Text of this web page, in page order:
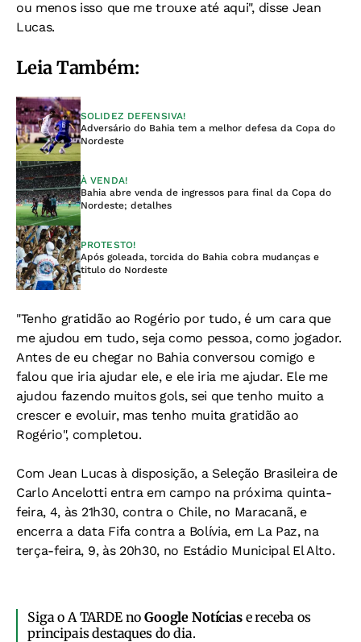
ou menos isso que me trouxe até aqui", disse Jean
Lucas.
Leia Também:
SOLIDEZ DEFENSIVA!
Adversário do Bahia tem a melhor defesa da Copa do
Nordeste
À VENDA!
Bahia abre venda de ingressos para final da Copa do
Nordeste; detalhes
PROTESTO!
Após goleada, torcida do Bahia cobra mudanças e
titulo do Nordeste
"Tenho gratidão ao Rogério por tudo, é um cara que
me ajudou em tudo, seja como pessoa, como jogador.
Antes de eu chegar no Bahia conversou comigo e
falou que iria ajudar ele, e ele iria me ajudar. Ele me
ajudou fazendo muitos gols, sei que tenho muito a
crescer e evoluir, mas tenho muita gratidão ao
Rogério", completou.
Com Jean Lucas à disposição, a Seleção Brasileira de
Carlo Ancelotti entra em campo na próxima quinta-
feira, 4, às 21h30, contra o Chile, no Maracanã, e
encerra a data Fifa contra a Bolívia, em La Paz, na
terça-feira, 9, às 20h30, no Estádio Municipal El Alto.
Siga o A TARDE noGoogle Notíciase receba os
principais destaques do dia.